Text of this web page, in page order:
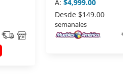
A: $4,999.00
Desde $149.00
semanales